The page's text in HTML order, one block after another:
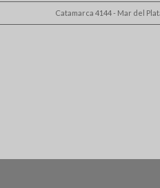
Catamarca 4144 - Mar del